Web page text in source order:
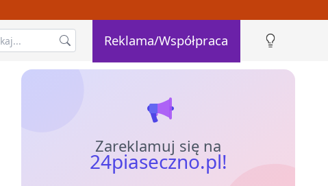
Reklama/Współpraca
Zareklamuj się na
24piaseczno.pl!